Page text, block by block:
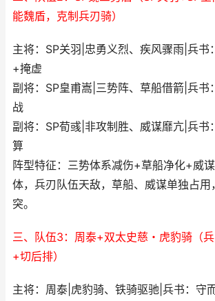
能魏盾，克制兵刃骑）
主将：SP关羽|忠勇义烈、疾风骤雨|兵书
+掩虚
副将：SP皇甫嵩|三势阵、草船借箭|兵书
战
副将：SP荀彧|非攻制胜、威谋靡亢|兵
算
阵型特征：三势体系减伤+草船净化+威
体，兵刃队伍天敌，草船、威谋单独占用
突。
三、队伍3：周泰+双太史慈・虎豹骑（
+切后排）
主将：周泰|虎豹骑、铁骑驱驰|兵书：守